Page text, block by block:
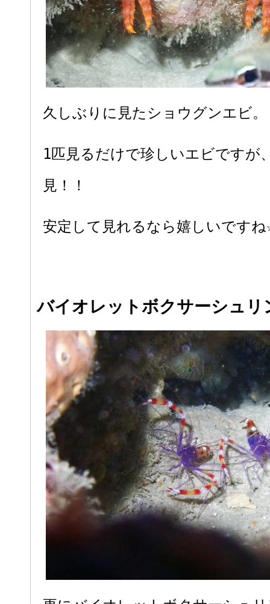
久しぶりに見たショウグンエビ。
1匹見るだけで珍しいエビですが
見！！
安定して見れるなら嬉しいですね
バイオレットボクサーシュリ